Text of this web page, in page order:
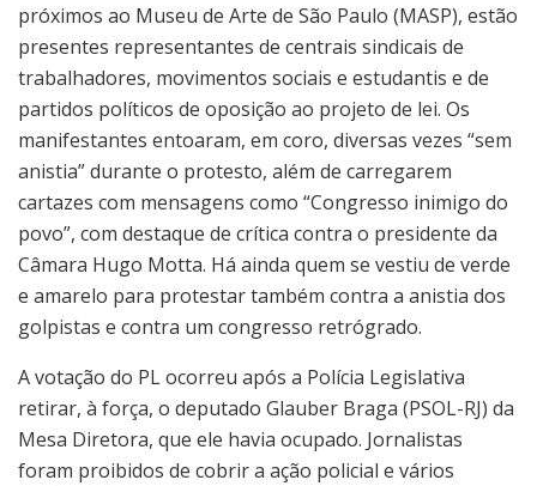
próximos ao Museu de Arte de São Paulo (MASP), estão
presentes representantes de centrais sindicais de
trabalhadores, movimentos sociais e estudantis e de
partidos políticos de oposição ao projeto de lei. Os
manifestantes entoaram, em coro, diversas vezes “sem
anistia” durante o protesto, além de carregarem
cartazes com mensagens como “Congresso inimigo do
povo”, com destaque de crítica contra o presidente da
Câmara Hugo Motta. Há ainda quem se vestiu de verde
e amarelo para protestar também contra a anistia dos
golpistas e contra um congresso retrógrado.
A votação do PL ocorreu após a Polícia Legislativa
retirar, à força, o deputado Glauber Braga (PSOL-RJ) da
Mesa Diretora, que ele havia ocupado. Jornalistas
foram proibidos de cobrir a ação policial e vários